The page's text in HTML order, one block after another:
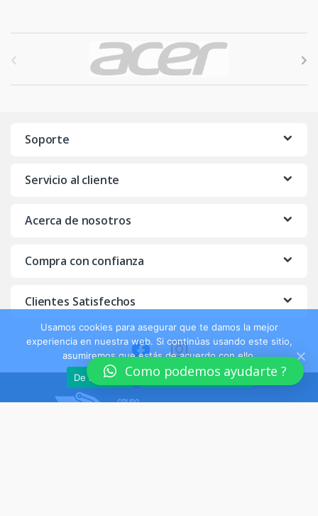
Soporte
Servicio al cliente
Acerca de nosotros
Compra con confianza
Clientes Satisfechos
Como podemos ayudarte ?
Usamos cookies para asegurar que te damos la mejor
experiencia en nuestra web. Si continúas usando este sitio,
asumiremos que estás de acuerdo con ello.
De acuerdo
Política de privacidad